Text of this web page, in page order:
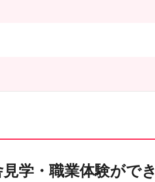
学・職業体験ができ